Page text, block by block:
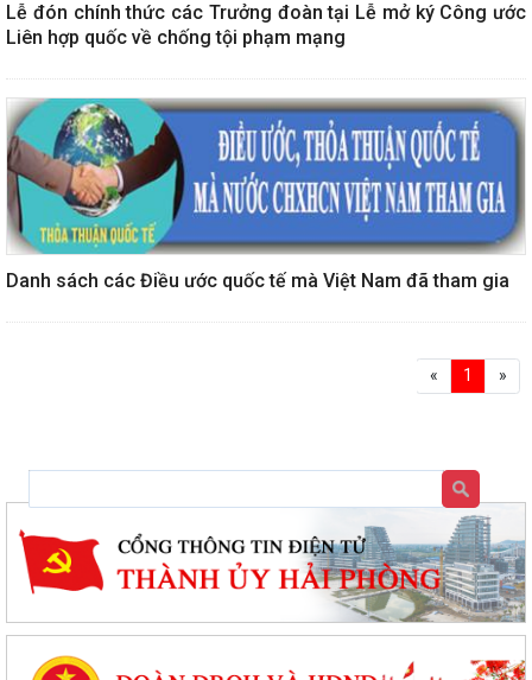
Lễ đón chính thức các Trưởng đoàn tại Lễ mở ký Công ước
Liên hợp quốc về chống tội phạm mạng
Danh sách các Điều ước quốc tế mà Việt Nam đã tham gia
« 1 »